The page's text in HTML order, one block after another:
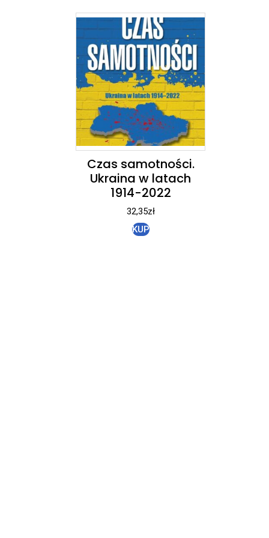
Czas samotności.
Ukraina w latach
1914-2022
32,35zł
KUP